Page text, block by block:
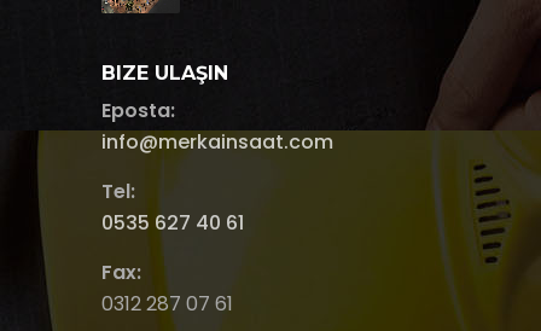
BIZE ULAŞIN
Eposta:
info@merkainsaat.com
Tel:
0535 627 40 61
Fax:
0312 287 07 61